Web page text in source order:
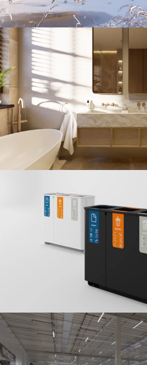
Badkamer sfeer
Visual product content